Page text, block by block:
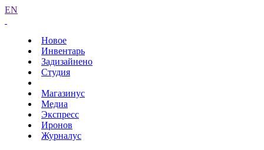
EN
Новое
Инвентарь
Задизайнено
Студия
Магазинус
Медиа
Экспресс
Иронов
Журналус